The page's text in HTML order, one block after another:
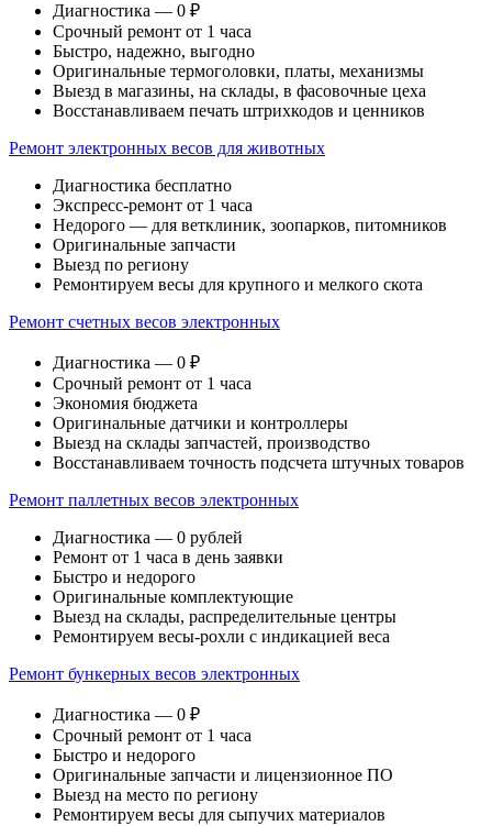
Диагностика — 0 ₽
Срочный ремонт от 1 часа
Быстро, надежно, выгодно
Оригинальные термоголовки, платы, механизмы
Выезд в магазины, на склады, в фасовочные цеха
Восстанавливаем печать штрихкодов и ценников
Ремонт электронных весов для животных
Диагностика бесплатно
Экспресс-ремонт от 1 часа
Недорого — для ветклиник, зоопарков, питомников
Оригинальные запчасти
Выезд по региону
Ремонтируем весы для крупного и мелкого скота
Ремонт счетных весов электронных
Диагностика — 0 ₽
Срочный ремонт от 1 часа
Экономия бюджета
Оригинальные датчики и контроллеры
Выезд на склады запчастей, производство
Восстанавливаем точность подсчета штучных товаров
Ремонт паллетных весов электронных
Диагностика — 0 рублей
Ремонт от 1 часа в день заявки
Быстро и недорого
Оригинальные комплектующие
Выезд на склады, распределительные центры
Ремонтируем весы-рохли с индикацией веса
Ремонт бункерных весов электронных
Диагностика — 0 ₽
Срочный ремонт от 1 часа
Быстро и недорого
Оригинальные запчасти и лицензионное ПО
Выезд на место по региону
Ремонтируем весы для сыпучих материалов